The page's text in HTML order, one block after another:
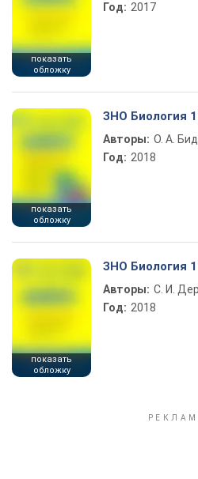
показать
обложку
Год: 2017
показать
обложку
ЗНО Биология
Авторы: О. А.
Год: 2018
показать
обложку
ЗНО Биология
Авторы: С. И.
Год: 2018